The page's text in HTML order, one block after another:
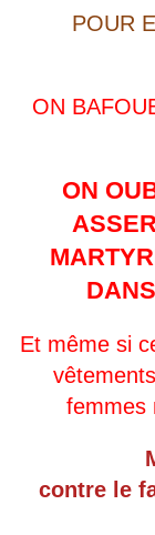
POUR
ON
ON
Et même si
femmes
contre le